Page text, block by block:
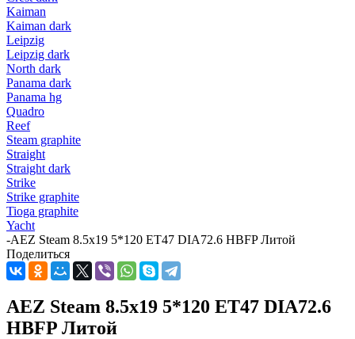
Kaiman
Kaiman dark
Leipzig
Leipzig dark
North dark
Panama dark
Panama hg
Quadro
Reef
Steam graphite
Straight
Straight dark
Strike
Strike graphite
Tioga graphite
Yacht
-AEZ Steam 8.5x19 5*120 ET47 DIA72.6 HBFP Литой
Поделиться
AEZ Steam 8.5x19 5*120 ET47 DIA72.6
HBFP Литой